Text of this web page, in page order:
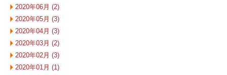
2020年06月 (2)
2020年05月 (3)
2020年04月 (3)
2020年03月 (2)
2020年02月 (3)
2020年01月 (1)